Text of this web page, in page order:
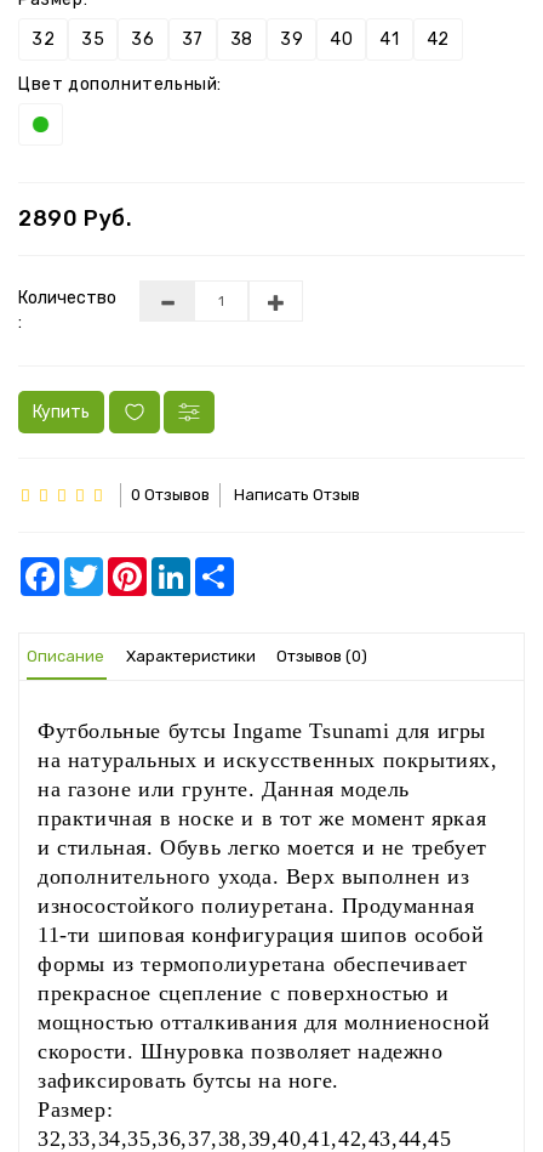
32
35 36 37 38 39 40 41 42
Цвет дополнительный:
2890 Руб.
Количество
:
Купить
0 Отзывов Написать Отзыв
Facebook
TwitterPinterestLinkedIn
Описание Характеристики Отзывов (0)
Футбольные бутсы Ingame Tsunami для игры
на натуральных и искусственных покрытиях,
на газоне или грунте. Данная модель
практичная в носке и в тот же момент яркая
и стильная. Обувь легко моется и не требует
дополнительного ухода. Верх выполнен из
износостойкого полиуретана. Продуманная
11-ти шиповая конфигурация шипов особой
формы из термополиуретана обеспечивает
прекрасное сцепление с поверхностью и
мощностью отталкивания для молниеносной
скорости. Шнуровка позволяет надежно
зафиксировать бутсы на ноге.
Размер:
32,33,34,35,36,37,38,39,40,41,42,43,44,45